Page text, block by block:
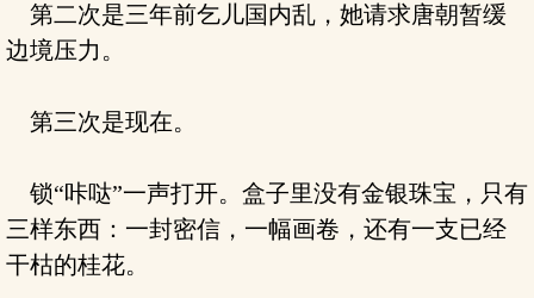
第二次是三年前乞儿国内乱，她请求唐朝暂缓
边境压力。
第三次是现在。
锁“咔哒”一声打开。盒子里没有金银珠宝，只有
三样东西：一封密信，一幅画卷，还有一支已经
干枯的桂花。